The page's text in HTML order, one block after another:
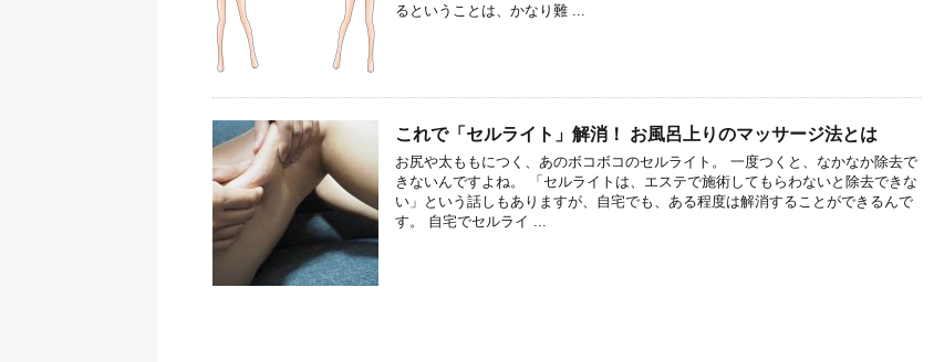
るということは、かなり難 ...
これで「セルライト」解消！ お風呂上りのマッサージ法とは
お尻や太ももにつく、あのボコボコのセルライト。 一度つくと、なかなか除去で
きないんですよね。 「セルライトは、エステで施術してもらわないと除去できな
い」という話しもありますが、自宅でも、ある程度は解消することができるんで
す。 自宅でセルライ ...